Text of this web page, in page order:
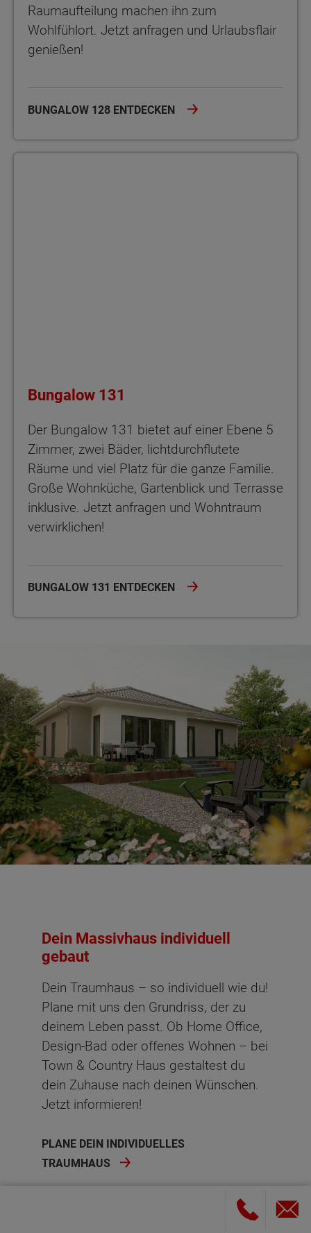
Raumaufteilung machen ihn zum
Wohlfühlort. Jetzt anfragen und Urlaubsflair
genießen!
BUNGALOW 128 ENTDECKEN
Bungalow 131
Der Bungalow 131 bietet auf einer Ebene 5
Zimmer, zwei Bäder, lichtdurchflutete
Räume und viel Platz für die ganze Familie.
Große Wohnküche, Gartenblick und Terrasse
inklusive. Jetzt anfragen und Wohntraum
verwirklichen!
BUNGALOW 131 ENTDECKEN
Dein Massivhaus individuell
gebaut
Dein Traumhaus – so individuell wie du!
Plane mit uns den Grundriss, der zu
deinem Leben passt. Ob Home Office,
Design-Bad oder offenes Wohnen – bei
Town & Country Haus gestaltest du
dein Zuhause nach deinen Wünschen.
Jetzt informieren!
PLANE DEIN INDIVIDUELLES
TRAUMHAUS